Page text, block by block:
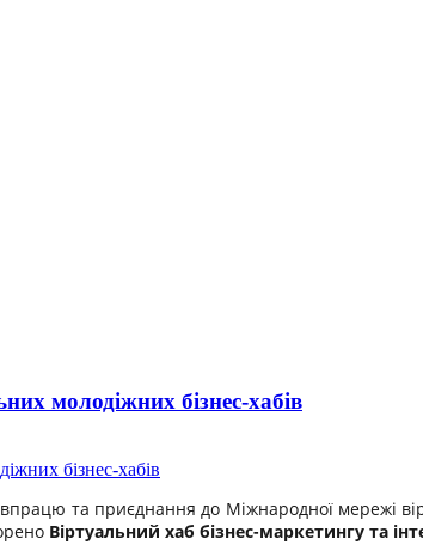
молодіжних бізнес-хабів
та приєднання до Міжнародної мережі
Віртуальний хаб бізнес-маркетингу та